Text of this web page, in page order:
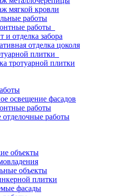
мягкой кровли
работы
работы
и отделка забора
отделка цоколя
плитки
тротуарной плитки
освещение фасадов
работы
работы
объекты
объекты
плитки
фасады